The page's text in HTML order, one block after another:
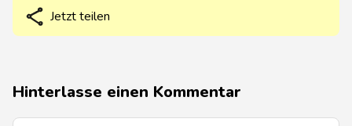
Jetzt teilen
Hinterlasse einen Kommentar